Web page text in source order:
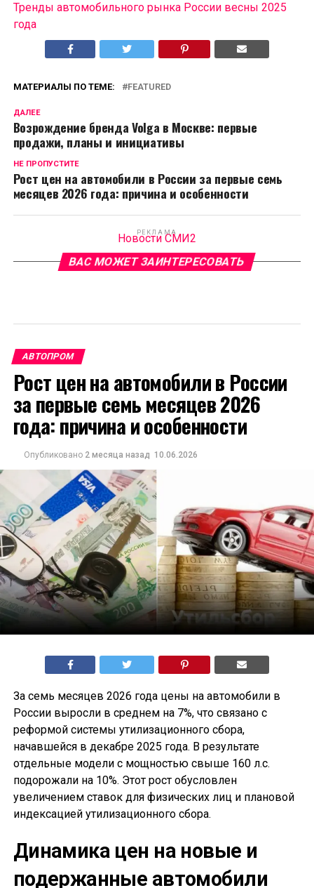
Тренды автомобильного рынка России весны 2025
года
МАТЕРИАЛЫ ПО ТЕМЕ: FEATURED
ДАЛЕЕ
Возрождение бренда Volga в Москве: первые
продажи, планы и инициативы
НЕ ПРОПУСТИТЕ
Рост цен на автомобили в России за первые семь
месяцев 2026 года: причина и особенности
РЕКЛАМА
Новости СМИ2
ВАС МОЖЕТ ЗАИНТЕРЕСОВАТЬ
АВТОПРОМ
Рост цен на автомобили в России
за первые семь месяцев 2026
года: причина и особенности
Опубликовано 2 месяца назад 10.06.2026
За семь месяцев 2026 года цены на автомобили в
России выросли в среднем на 7%, что связано с
реформой системы утилизационного сбора,
начавшейся в декабре 2025 года. В результате
отдельные модели с мощностью свыше 160 л.с.
подорожали на 10%. Этот рост обусловлен
увеличением ставок для физических лиц и плановой
индексацией утилизационного сбора.
Динамика цен на новые и
подержанные автомобили